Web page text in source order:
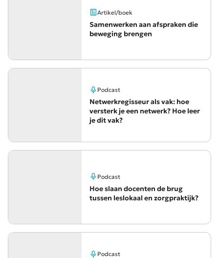
Artikel/boek
Samenwerken aan afspraken die
beweging brengen
Podcast
Netwerkregisseur als vak: hoe
versterk je een netwerk? Hoe leer
je dit vak?
Podcast
Hoe slaan docenten de brug
tussen leslokaal en zorgpraktijk?
Podcast